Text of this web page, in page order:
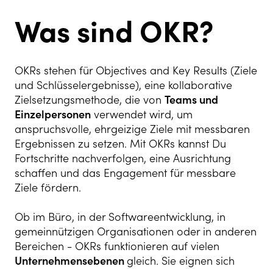
Was sind OKR?
OKRs stehen für Objectives and Key Results (Ziele
und Schlüsselergebnisse), eine kollaborative
Zielsetzungsmethode, die von Teams und
Einzelpersonen verwendet wird, um
anspruchsvolle, ehrgeizige Ziele mit messbaren
Ergebnissen zu setzen. Mit OKRs kannst Du
Fortschritte nachverfolgen, eine Ausrichtung
schaffen und das Engagement für messbare
Ziele fördern.
Ob im Büro, in der Softwareentwicklung, in
gemeinnützigen Organisationen oder in anderen
Bereichen - OKRs funktionieren auf vielen
Unternehmensebenengleich. Sie eignen sich